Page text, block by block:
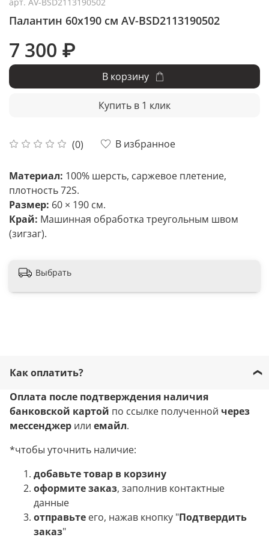
Палантин 60x190 см AV-BSD2113190502
(0) В избранное
7 300 ₽
В корзину
Купить в 1 клик
Материал: 100% шерсть, саржевое плетение,
плотность 72S.
Размер: 60 × 190 см.
Край: Машинная обработка треугольным швом
(зигзаг).
Выбрать
Как оплатить?
Оплата после подтверждения наличия
банковской картой по ссылке полученной через
мессенджер или емайл.
*чтобы уточнить наличие:
добавьте товар в корзину
оформите заказ, заполнив контактные
данные
отправьте его, нажав кнопку "Подтвердить
заказ"